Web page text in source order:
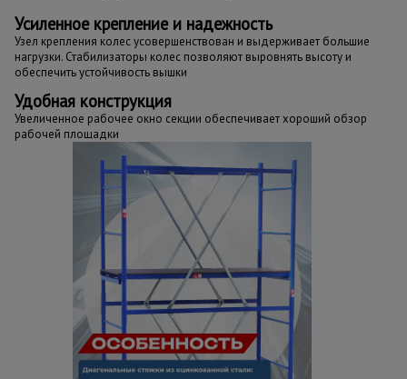
Усиленное крепление и надежность
Узел крепления колес усовершенствован и выдерживает большие
нагрузки. Стабилизаторы колес позволяют выровнять высоту и
обеспечить устойчивость вышки
Удобная конструкция
Увеличенное рабочее окно секции обеспечивает хороший обзор
рабочей площадки